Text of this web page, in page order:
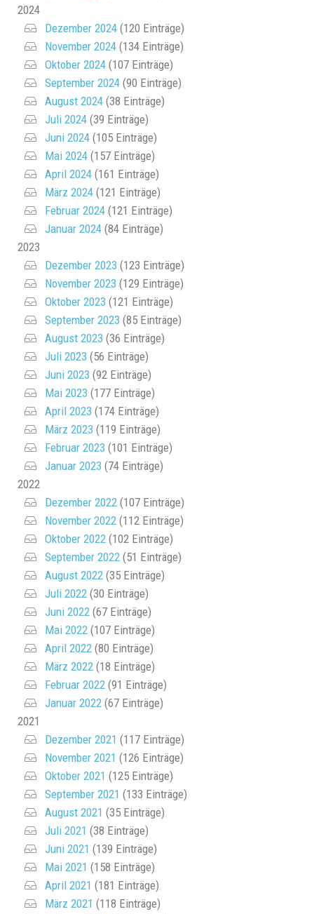
2024
Dezember 2024 (120 Einträge)
November 2024 (134 Einträge)
Oktober 2024 (107 Einträge)
September 2024 (90 Einträge)
August 2024 (38 Einträge)
Juli 2024 (39 Einträge)
Juni 2024 (105 Einträge)
Mai 2024 (157 Einträge)
April 2024 (161 Einträge)
März 2024 (121 Einträge)
Februar 2024 (121 Einträge)
Januar 2024 (84 Einträge)
2023
Dezember 2023 (123 Einträge)
November 2023 (129 Einträge)
Oktober 2023 (121 Einträge)
September 2023 (85 Einträge)
August 2023 (36 Einträge)
Juli 2023 (56 Einträge)
Juni 2023 (92 Einträge)
Mai 2023 (177 Einträge)
April 2023 (174 Einträge)
März 2023 (119 Einträge)
Februar 2023 (101 Einträge)
Januar 2023 (74 Einträge)
2022
Dezember 2022 (107 Einträge)
November 2022 (112 Einträge)
Oktober 2022 (102 Einträge)
September 2022 (51 Einträge)
August 2022 (35 Einträge)
Juli 2022 (30 Einträge)
Juni 2022 (67 Einträge)
Mai 2022 (107 Einträge)
April 2022 (80 Einträge)
März 2022 (18 Einträge)
Februar 2022 (91 Einträge)
Januar 2022 (67 Einträge)
2021
Dezember 2021 (117 Einträge)
November 2021 (126 Einträge)
Oktober 2021 (125 Einträge)
September 2021 (133 Einträge)
August 2021 (35 Einträge)
Juli 2021 (38 Einträge)
Juni 2021 (139 Einträge)
Mai 2021 (158 Einträge)
April 2021 (181 Einträge)
März 2021 (118 Einträge)